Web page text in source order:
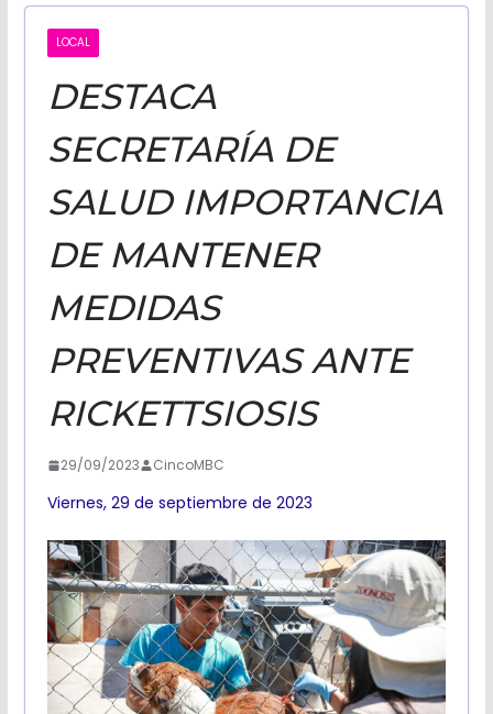
LOCAL
DESTACA
SECRETARÍA DE
SALUD IMPORTANCIA
DE MANTENER
MEDIDAS
PREVENTIVAS ANTE
RICKETTSIOSIS
29/09/2023 CincoMBC
Viernes, 29 de septiembre de 2023